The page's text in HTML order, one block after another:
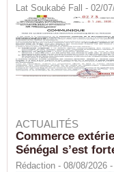
Lat Soukabé Fall - 02/
ACTUALITÉS
Commerce
Sénégal s’est
Rédaction - 08/08/2026 -